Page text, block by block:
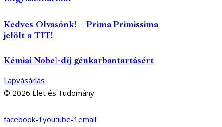
Kedves Olvasónk! – Prima Primissima
jelölt a TIT!
Kémiai Nobel-díj génkarbantartásért
Lapvásárlás
© 2026 Élet és Tudomány
facebook-1 youtube-1 email